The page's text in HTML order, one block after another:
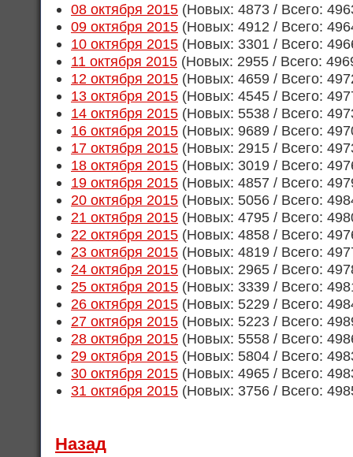
08 октября 2015 (Новых: 4873 / Всего:
09 октября 2015 (Новых: 4912 / Всего:
10 октября 2015 (Новых: 3301 / Всего:
11 октября 2015 (Новых: 2955 / Всего:
12 октября 2015 (Новых: 4659 / Всего:
13 октября 2015 (Новых: 4545 / Всего:
14 октября 2015 (Новых: 5538 / Всего:
16 октября 2015 (Новых: 9689 / Всего:
17 октября 2015 (Новых: 2915 / Всего:
18 октября 2015 (Новых: 3019 / Всего:
19 октября 2015 (Новых: 4857 / Всего:
20 октября 2015 (Новых: 5056 / Всего:
21 октября 2015 (Новых: 4795 / Всего:
22 октября 2015 (Новых: 4858 / Всего:
23 октября 2015 (Новых: 4819 / Всего:
24 октября 2015 (Новых: 2965 / Всего:
25 октября 2015 (Новых: 3339 / Всего:
26 октября 2015 (Новых: 5229 / Всего:
27 октября 2015 (Новых: 5223 / Всего:
28 октября 2015 (Новых: 5558 / Всего:
29 октября 2015 (Новых: 5804 / Всего:
30 октября 2015 (Новых: 4965 / Всего:
31 октября 2015 (Новых: 3756 / Всего:
Назад